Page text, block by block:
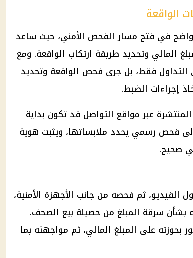
الواقعة
واضح في فتح مسار الفحص الأمني، حيث ساعد
المالي وتحديد طريقة ارتكاب الواقعة. ومع
التداول فقط، بل جرى فحص الواقعة وتحديد
إجراءات الضبط.
عبر مواقع التواصل قد تكون بداية
إلى فحص رسمي يحدد ملابساتها، ويثبت هوية
صحيح.
الفيديو، ثم فحصه من جانب الأجهزة الأمنية،
بشأن سرقة المبلغ من حصيلة بيع الصحف.
على المبلغ المالي، ثم مواجهته بما